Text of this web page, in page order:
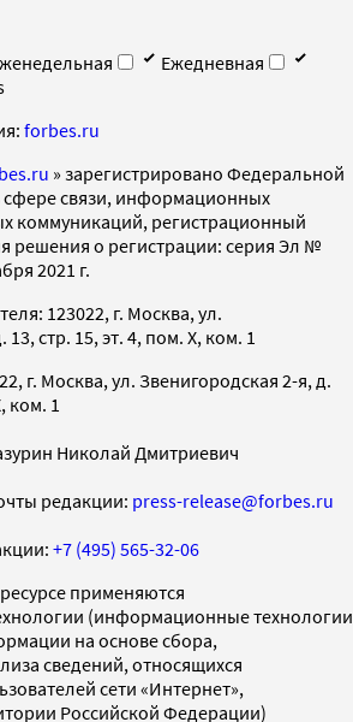
Ежедневная
forbes.ru
» зарегистрировано Федеральной
сфере связи, информационных
коммуникаций, регистрационный
решения о регистрации: серия Эл №
2021 г.
123022, г. Москва, ул.
стр. 15, эт. 4, пом. X, ком. 1
г. Москва, ул. Звенигородская 2-я, д.
ком. 1
Николай Дмитриевич
редакции: press-release@forbes.ru
+7 (495) 565-32-06
применяются
(информационные технологии
на основе сбора,
сведений, относящихся
сети «Интернет»,
Российской Федерации)